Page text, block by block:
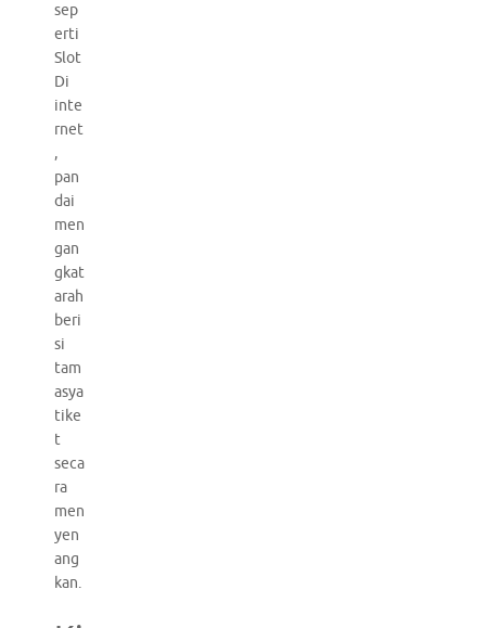
sep
erti
Slot
Di
inte
rnet
,
pan
dai
men
gan
gkat
arah
beri
si
tam
asya
tike
t
seca
ra
men
yen
ang
kan.